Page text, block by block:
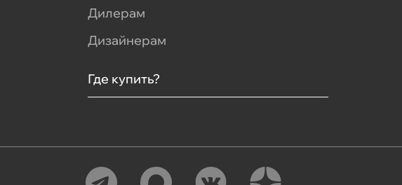
Дилерам
Дизайнерам
Где купить?